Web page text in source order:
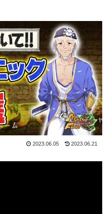
2023.06.05 2023.06.21